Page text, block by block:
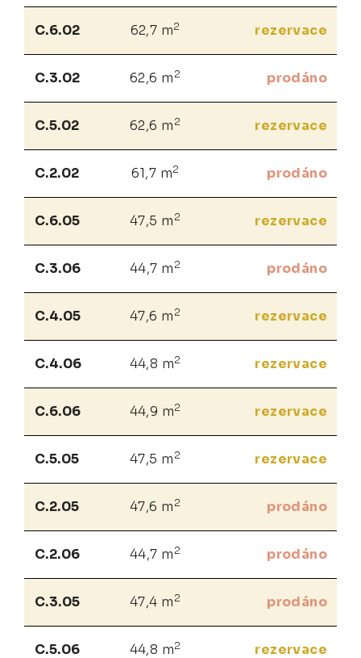
C.6.02 62,7 m2 rezervace
C.3.02 62,6 m 2 prodáno
C.5.02 62,6 m 2 rezervace
C.2.02 61,7 m2 prodáno
C.6.05 47,5 m 2 rezervace
C.3.06 44,7 m 2 prodáno
C.4.05 47,6 m 2 rezervace
C.4.06 44,8 m2 rezervace
C.6.06 44,9 m2 rezervace
C.5.05 47,5 m 2 rezervace
C.2.05 47,6 m 2 prodáno
C.2.06 44,7 m 2 prodáno
C.3.05 47,4 m 2 prodáno
C.5.06 44,8 m2 rezervace